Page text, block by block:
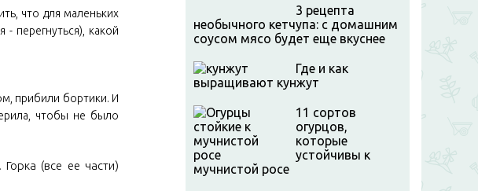
что для маленьких
перегнуться), какой
прибили бортики. И
чтобы не было
(все ее части)
3 рецепта
необычного кетчупа: с домашним
соусом мясо будет еще вкуснее
Где и как
выращивают кунжут
11 сортов
огурцов,
которые
устойчивы к
мучнистой росе